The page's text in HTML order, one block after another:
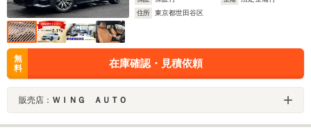
住所
東京都世田谷区
無
料
在庫確認・見積依頼
販売店： ＷＩＮＧ ＡＵＴＯ